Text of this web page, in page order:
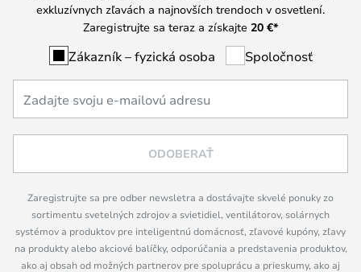
exkluzívnych zľavách a najnovších trendoch v osvetlení.
Zaregistrujte sa teraz a získajte 20 €*
Zákazník – fyzická osoba Spoločnosť
ODOBERAŤ
Zaregistrujte sa pre odber newsletra a dostávajte skvelé ponuky zo
sortimentu svetelných zdrojov a svietidiel, ventilátorov, solárnych
systémov a produktov pre inteligentnú domácnosť, zľavové kupóny, zľavy
na produkty alebo akciové balíčky, odporúčania a predstavenia produktov,
ako aj obsah od možných partnerov pre spoluprácu a prieskumy, ako aj